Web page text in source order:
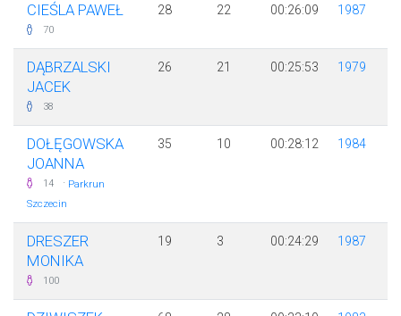
CIEŚLA PAWEŁ
70
28 22 00:26:09 1987
DĄBRZALSKI
JACEK
38
26 21 00:25:53 1979
DOŁĘGOWSKA
JOANNA
14 · Parkrun
Szczecin
35 10 00:28:12 1984
DRESZER
MONIKA
100
19 3 00:24:29 1987